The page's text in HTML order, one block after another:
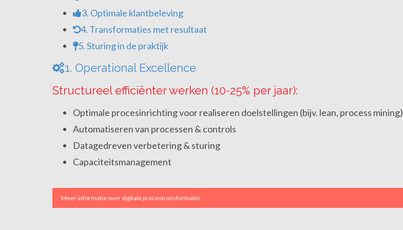
3. Optimale klantbeleving
4. Transformaties met resultaat
5. Sturing in de praktijk
1. Operational Excellence
Structureel efficiënter werken (10-25% per jaar):
Optimale procesinrichting voor realiseren doelstellingen (bijv. lean, process mining)
Automatiseren van processen & controls
Datagedreven verbetering & sturing
Capaciteitsmanagement
Meer informatie over digitale procestransformatie